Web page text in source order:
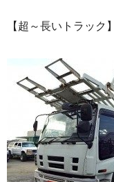
【超～長いトラック】